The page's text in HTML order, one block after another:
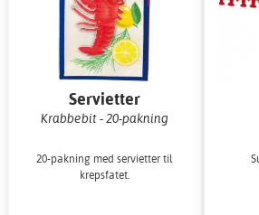
Servietter
Krabbebit - 20-pakning
20-pakning med servietter til
krepsfatet.